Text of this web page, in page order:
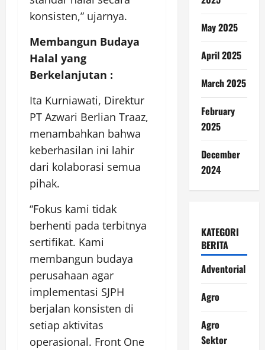
konsisten,” ujarnya.
Membangun Budaya
Halal yang
Berkelanjutan :
Ita Kurniawati, Direktur
PT Azwari Berlian Traaz,
menambahkan bahwa
keberhasilan ini lahir
dari kolaborasi semua
pihak.
“Fokus kami tidak
berhenti pada terbitnya
sertifikat. Kami
membangun budaya
perusahaan agar
implementasi SJPH
berjalan konsisten di
setiap aktivitas
operasional. Front One
May 2025
April 2025
March 2025
February
2025
December
2024
KATEGORI
BERITA
Adventorial
Agro
Agro
Sektor